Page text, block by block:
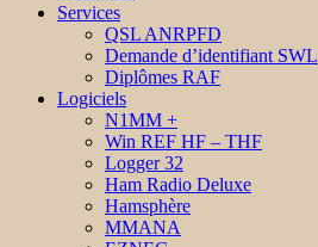
Services
QSL ANRPFD
Demande d’identifiant SWL
Diplômes RAF
Logiciels
N1MM +
Win REF HF – THF
Logger 32
Ham Radio Deluxe
Hamsphère
MMANA